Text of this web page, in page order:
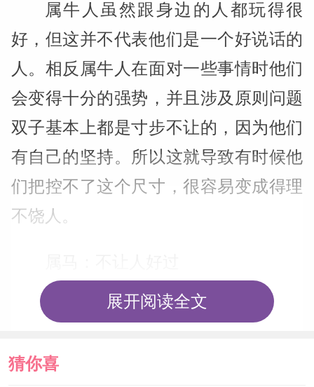
属牛人虽然跟身边的人都玩得很
好，但这并不代表他们是一个好说话的
人。相反属牛人在面对一些事情时他们
会变得十分的强势，并且涉及原则问题
双子基本上都是寸步不让的，因为他们
有自己的坚持。所以这就导致有时候他
们把控不了这个尺寸，很容易变成得理
不饶人。
属马人是个对任何人，任何事要求
了吹毛求疵的地步，总是会让别人做到
展开阅读全文
猜你喜